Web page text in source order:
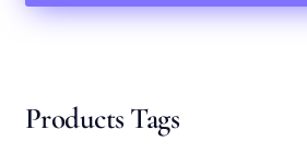
Products Tags